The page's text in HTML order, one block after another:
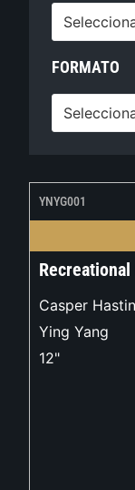
FORMATO
YNYG001
Casper
Ying Yang
12"